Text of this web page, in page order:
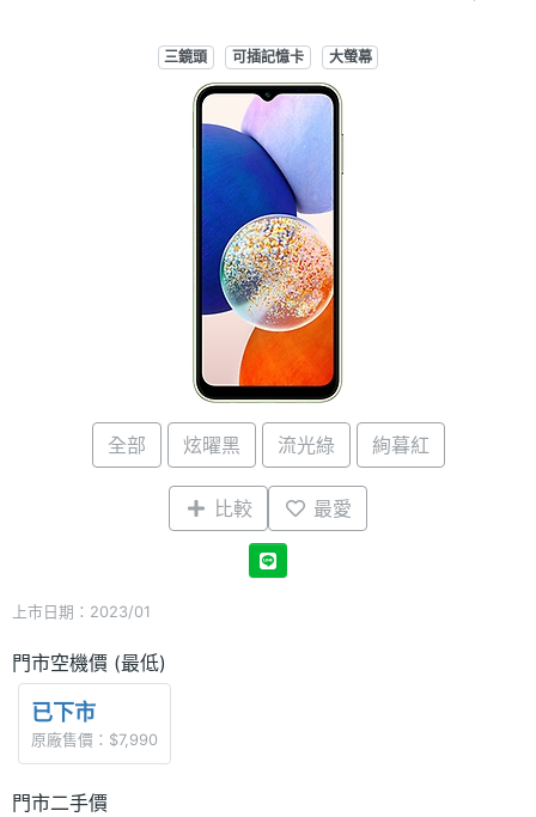
三鏡頭 可插記憶卡 大螢幕
全部 炫曜黑 流光綠 絢暮紅
比較 最愛
上市日期：2023/01
門市空機價 (最低)
已下市
原廠售價：$7,990
門市二手價